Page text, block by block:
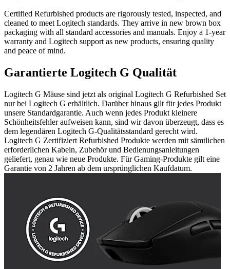
Certified Refurbished products are rigorously tested, inspected, and
cleaned to meet Logitech standards. They arrive in new brown box
packaging with all standard accessories and manuals. Enjoy a 1-year
warranty and Logitech support as new products, ensuring quality
and peace of mind.
Garantierte Logitech G Qualität
Logitech G Mäuse sind jetzt als original Logitech G Refurbished Set
nur bei Logitech G erhältlich. Darüber hinaus gilt für jedes Produkt
unsere Standardgarantie. Auch wenn jedes Produkt kleinere
Schönheitsfehler aufweisen kann, sind wir davon überzeugt, dass es
dem legendären Logitech G-Qualitätsstandard gerecht wird.
Logitech G Zertifiziert Refurbished Produkte werden mit sämtlichen
erforderlichen Kabeln, Zubehör und Bedienungsanleitungen
geliefert, genau wie neue Produkte. Für Gaming-Produkte gilt eine
Garantie von 2 Jahren ab dem ursprünglichen Kaufdatum.